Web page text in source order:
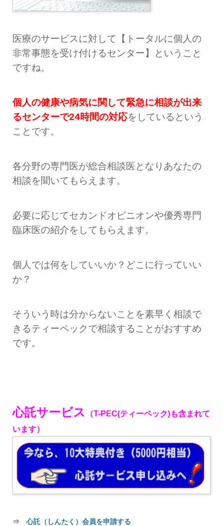
医療のサービスに対して【トータルに個人の
非常事態を受け付けるセンター】ということ
ですね。
個人の健康や病気に関して緊急に相談が出来
るセンターで24時間の対応をしているという
ことです。
各分野の専門医が総合相談医となりあなたの
相談を聞いてもらえます。
必要に応じてセカンドオピニオンや優秀専門
臨床医の紹介をしてもらえます。
個人では何をしていいか？どこに行っていい
か？
そういう時は分からないことを素早く相談で
きるティーペックで相談することがおすすめ
です。
心託サービス
（T-PEC(ティーペック)も含まれて
います）
⇒ 心託（しんたく）会員を申請する